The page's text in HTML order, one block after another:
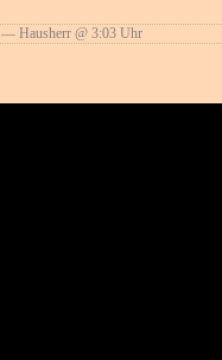
— Hausherr @ 3:03 Uhr